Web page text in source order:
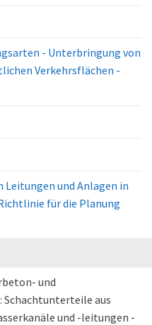
- Unterbringung von
Verkehrsflächen -
und Anlagen in
für die Planung
und
aus
und -leitungen -